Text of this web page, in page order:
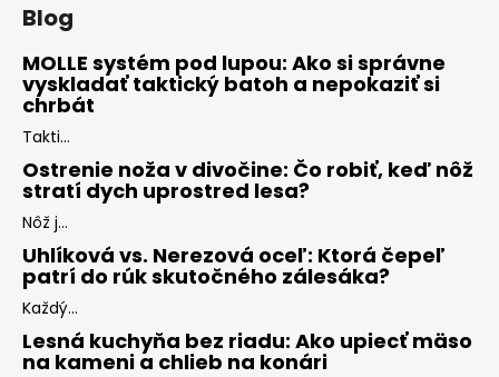
Blog
MOLLE systém pod lupou: Ako si správne
vyskladať taktický batoh a nepokaziť si
chrbát
Takti...
Ostrenie noža v divočine: Čo robiť, keď nôž
stratí dych uprostred lesa?
Nôž j...
Uhlíková vs. Nerezová oceľ: Ktorá čepeľ
patrí do rúk skutočného zálesáka?
Každý...
Lesná kuchyňa bez riadu: Ako upiecť mäso
na kameni a chlieb na konári